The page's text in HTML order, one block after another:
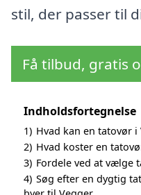
stil, der passer til
Få tilbud, gratis
Indholdsfortegnelse
1) Hvad kan en tatovør
2) Hvad koster en
3) Fordele ved at vælge
4) Søg efter en dygtig